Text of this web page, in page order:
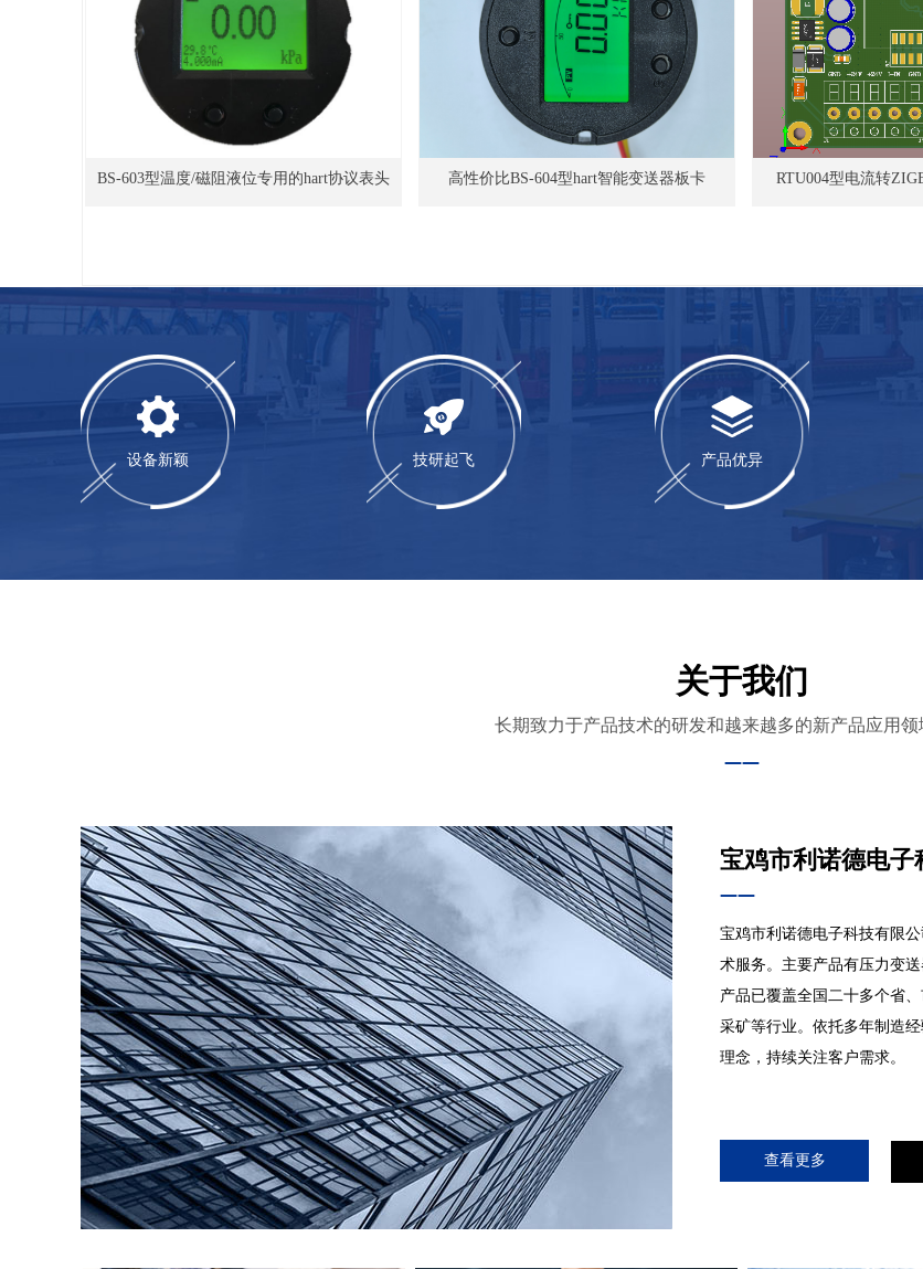
BS-603型温度/磁阻液位专用的hart协议表头 高性价比BS-604型hart智能变送器板卡
RTU004型电流转
设备新颖 技研起飞 产品优异
关于我们
长期致力于产品技术的研发和越来越多的新产品应用
——
宝鸡市利诺德电子
——
宝鸡市利诺德电子科技有限
术服务。主要产品有压力变
产品已覆盖全国二十多个省
采矿等行业。依托多年制造
理念，持续关注客户需求。
查看更多